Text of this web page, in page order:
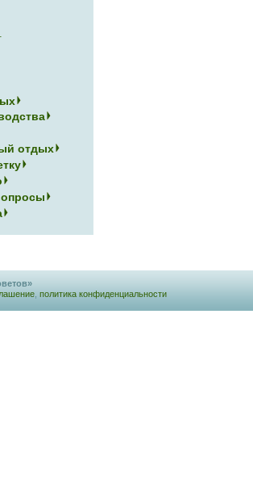
отдых
политика конфиденциальности